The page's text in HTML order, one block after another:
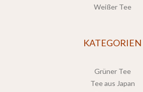
Weißer Tee
KATEGORIEN
Grüner Tee
Tee aus Japan